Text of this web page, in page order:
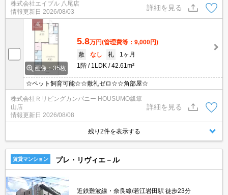
探しの方に。ぜひお問い合わせください!。
株式会社エイブル 八尾店
情報更新日 2026/08/03
詳細を見る
画像：35枚
5.8万円(管理費等：9,000円)
敷
なし 礼
1ヶ月
1階
1LDK 42.61m²
☆ペット飼育可能☆☆敷礼ゼロ☆☆角部屋☆
株式会社Ｒリビングカンパニー HOUSUMO瓢箪
山店
情報更新日 2026/08/08
詳細を見る
残り2件を表示する
賃貸マンション プレ・リヴィエ－ル
近鉄難波線・奈良線/若江岩田駅 徒歩23分